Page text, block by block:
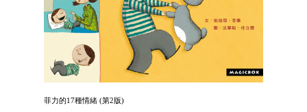
菲力的17種情緒 (第2版)